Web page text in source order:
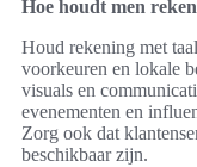
Hoe houdt men
Houd rekening met
voorkeuren en lokale
visuals en
evenementen en
Zorg ook dat
beschikbaar zijn.